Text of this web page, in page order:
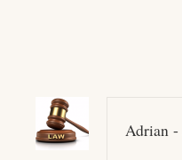
Adrian -